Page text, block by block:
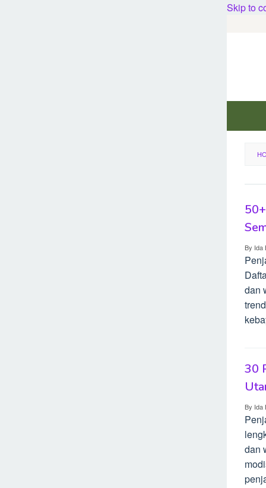
Skip to
By Ida
dan
30
By Ida
dan